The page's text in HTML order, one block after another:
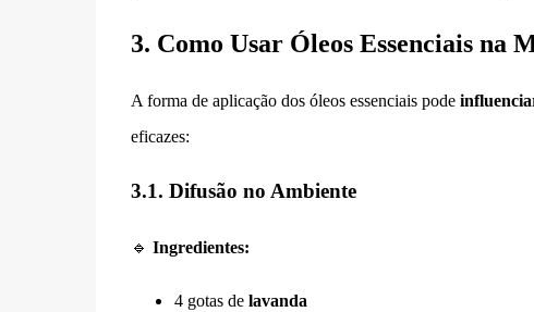
3. Como Usar Óleos Essenciais na
A forma de aplicação dos óleos essenciais pode
eficazes:
3.1. Difusão no Ambiente
🔹 Ingredientes:
4 gotas de lavanda